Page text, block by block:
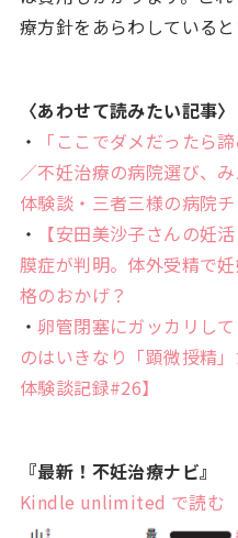
療方針をあらわしていると
〈あわせて読みたい記事〉
・
「ここでダメだったら
／不妊治療の病院選び、
体験談・三者三様の病院チ
・
【安田美沙子さんの妊
膜症が判明。体外受精で
格のおかげ？
・卵管閉塞にガッカリし
のはいきなり「顕微授精
体験談記録#26】
『最新！不妊治療ナビ』
Kindle unlimited で読む